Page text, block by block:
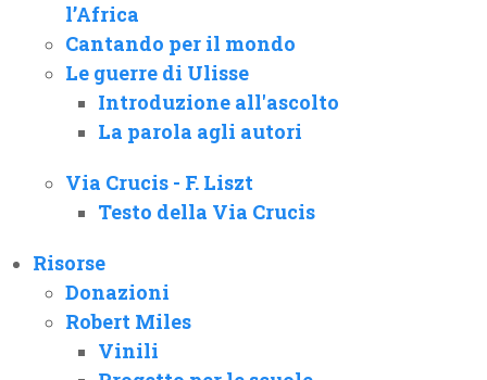
l’Africa
Cantando per il mondo
Le guerre di Ulisse
Introduzione all'ascolto
La parola agli autori
Via Crucis - F. Liszt
Testo della Via Crucis
Risorse
Donazioni
Robert Miles
Vinili